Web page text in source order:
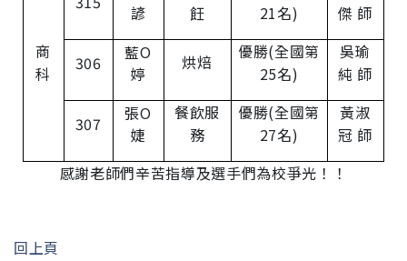
商
科
諺
飪
21名)
傑 師
306
藍O
婷
烘焙
優勝(全國第
25名)
吳瑜
純 師
307
張O
婕
餐飲服
務
優勝(全國第
27名)
黃淑
冠 師
感謝老師們辛苦指導及選手們為校爭光！！
回上頁